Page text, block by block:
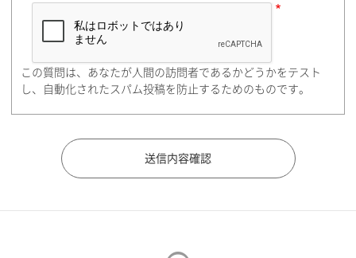
住所検索
都道府県（勤務先）
この質問は、あなたが人間の訪問者であるかどうかをテスト
し、自動化されたスパム投稿を防止するためのものです。